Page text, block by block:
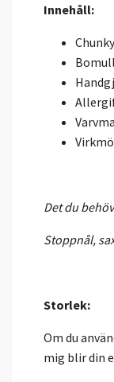
Innehåll:
Det du
Stoppnål,
Storlek:
Om du
mig blir din